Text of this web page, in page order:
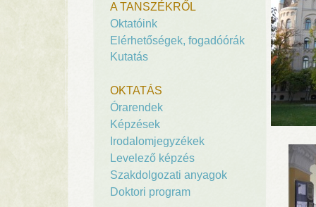
A TANSZÉKRŐL
Oktatóink
Elérhetőségek, fogadóórák
Kutatás
OKTATÁS
Órarendek
Képzések
Irodalomjegyzékek
Levelező képzés
Szakdolgozati anyagok
Doktori program